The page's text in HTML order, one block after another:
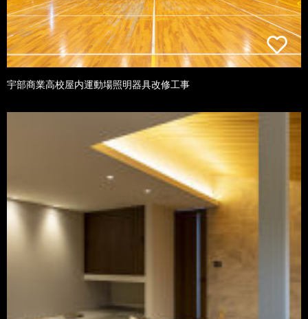
宇部商業高校屋内運動場照明器具改修工事